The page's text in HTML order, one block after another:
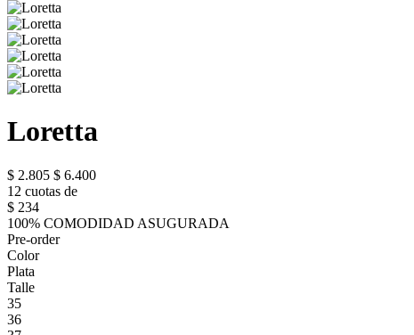
Loretta
$ 2.805 $ 6.400
12 cuotas de
$ 234
100% COMODIDAD ASUGURADA
Pre-order
Color
Plata
Talle
35
36